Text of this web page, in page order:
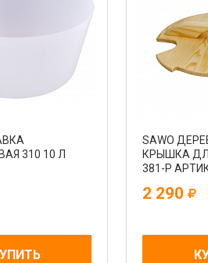
310 10 Л
SAWO
КРЫШКА
381-P
2 290